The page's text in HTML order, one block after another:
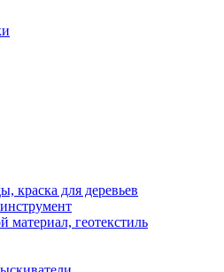
краска для деревьев
геотекстиль